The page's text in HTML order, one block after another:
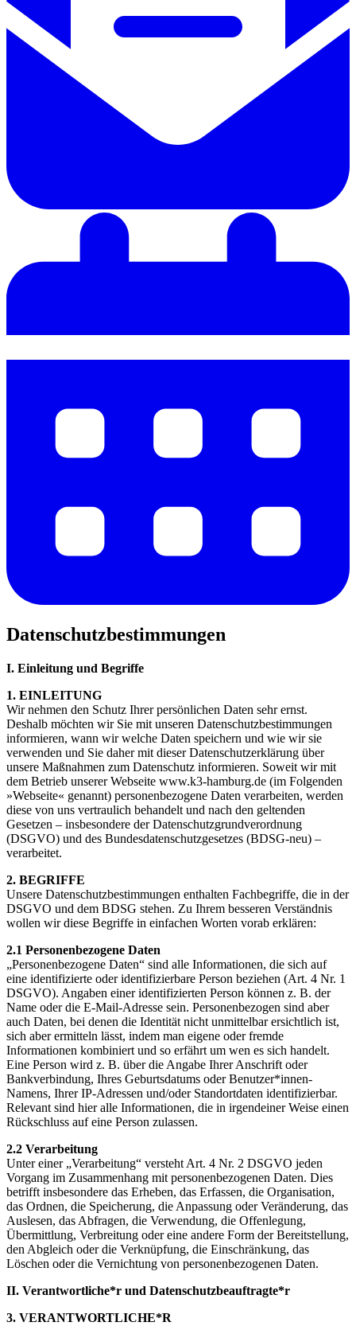
Datenschutzbestimmungen
I. Einleitung und Begriffe
1. EINLEITUNG
Wir nehmen den Schutz Ihrer persönlichen Daten sehr ernst.
Deshalb möchten wir Sie mit unseren Datenschutzbestimmungen
informieren, wann wir welche Daten speichern und wie wir sie
verwenden und Sie daher mit dieser Datenschutzerklärung über
unsere Maßnahmen zum Datenschutz informieren. Soweit wir mit
dem Betrieb unserer Webseite www.k3-hamburg.de (im Folgenden
»Webseite« genannt) personenbezogene Daten verarbeiten, werden
diese von uns vertraulich behandelt und nach den geltenden
Gesetzen – insbesondere der Datenschutzgrundverordnung
(DSGVO) und des Bundesdatenschutzgesetzes (BDSG-neu) –
verarbeitet.
2. BEGRIFFE
Unsere Datenschutzbestimmungen enthalten Fachbegriffe, die in der
DSGVO und dem BDSG stehen. Zu Ihrem besseren Verständnis
wollen wir diese Begriffe in einfachen Worten vorab erklären:
2.1 Personenbezogene Daten
„Personenbezogene Daten“ sind alle Informationen, die sich auf
eine identifizierte oder identifizierbare Person beziehen (Art. 4 Nr. 1
DSGVO). Angaben einer identifizierten Person können z. B. der
Name oder die E-Mail-Adresse sein. Personenbezogen sind aber
auch Daten, bei denen die Identität nicht unmittelbar ersichtlich ist,
sich aber ermitteln lässt, indem man eigene oder fremde
Informationen kombiniert und so erfährt um wen es sich handelt.
Eine Person wird z. B. über die Angabe Ihrer Anschrift oder
Bankverbindung, Ihres Geburtsdatums oder Benutzer*innen-
Namens, Ihrer IP-Adressen und/oder Standortdaten identifizierbar.
Relevant sind hier alle Informationen, die in irgendeiner Weise einen
Rückschluss auf eine Person zulassen.
2.2 Verarbeitung
Unter einer „Verarbeitung“ versteht Art. 4 Nr. 2 DSGVO jeden
Vorgang im Zusammenhang mit personenbezogenen Daten. Dies
betrifft insbesondere das Erheben, das Erfassen, die Organisation,
das Ordnen, die Speicherung, die Anpassung oder Veränderung, das
Auslesen, das Abfragen, die Verwendung, die Offenlegung,
Übermittlung, Verbreitung oder eine andere Form der Bereitstellung,
den Abgleich oder die Verknüpfung, die Einschränkung, das
Löschen oder die Vernichtung von personenbezogenen Daten.
II. Verantwortliche*r und Datenschutzbeauftragte*r
3. VERANTWORTLICHE*R